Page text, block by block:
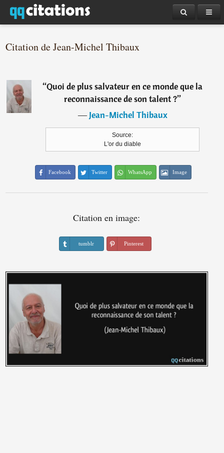
Citation de Jean-Michel Thibaux
“Quoi de plus salvateur en ce monde que la
reconnaissance de son talent ?”
―Jean-Michel Thibaux
Source:
L'or du diable
Facebook Twitter WhatsApp Image
Citation en image:
tumblr Pinterest